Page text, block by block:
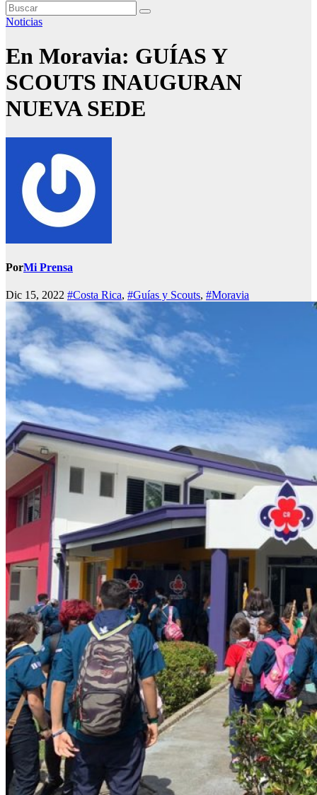
Noticias
En Moravia: GUÍAS Y
SCOUTS INAUGURAN
NUEVA SEDE
PorMi Prensa
Dic 15, 2022 #Costa Rica, #Guías y Scouts, #Moravia